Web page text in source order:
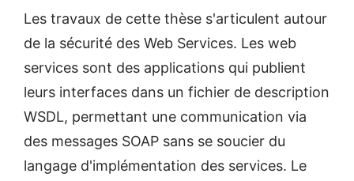
Les travaux de cette thèse s'articulent autour
de la sécurité des Web Services. Les web
services sont des applications qui publient
leurs interfaces dans un fichier de description
WSDL, permettant une communication via
des messages SOAP sans se soucier du
langage d'implémentation des services. Le